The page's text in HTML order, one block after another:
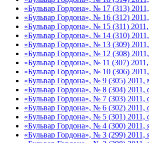
«Бульвар Гордона», № 17 (313)
«Бульвар Гордона», № 16 (312)
«Бульвар Гордона», № 15 (311)
«Бульвар Гордона», № 14 (310)
«Бульвар Гордона», № 13 (309)
«Бульвар Гордона», № 12 (308)
«Бульвар Гордона», № 11 (307)
«Бульвар Гордона», № 10 (306)
«Бульвар Гордона», № 9 (305) 2011,
«Бульвар Гордона», № 8 (304) 2011,
«Бульвар Гордона», № 7 (303) 2011,
«Бульвар Гордона», № 6 (302) 2011,
«Бульвар Гордона», № 5 (301) 2011,
«Бульвар Гордона», № 4 (300) 2011,
«Бульвар Гордона», № 3 (299) 2011,